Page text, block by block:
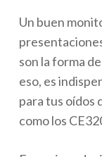
Un buen
son la forma
eso, es
para tus oídos
como los